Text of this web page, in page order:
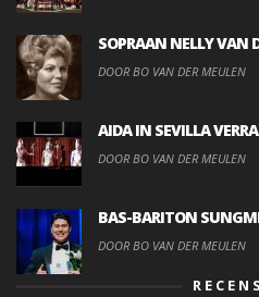
SOPRAAN NELLY VAN
DOOR BO VAN DER MEULEN
AIDA IN SEVILLA
DOOR BO VAN DER MEULEN
BAS-BARITON
DOOR BO VAN DER MEULEN